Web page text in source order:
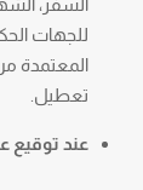
للجهات
المعتمدة
تعطيل.
عند توقيع